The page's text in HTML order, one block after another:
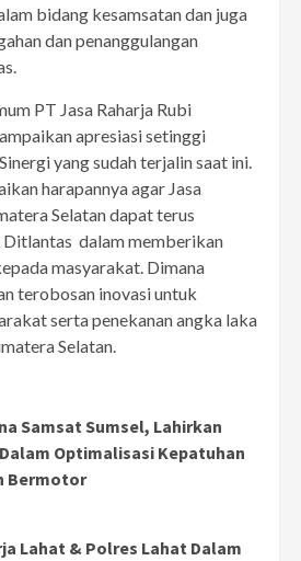
bidang kesamsatan dan juga
dan penanggulangan
PT Jasa Raharja Rubi
apresiasi setinggi
yang sudah terjalin saat ini.
harapannya agar Jasa
Selatan dapat terus
dalam memberikan
masyarakat. Dimana
terobosan inovasi untuk
serta penekanan angka laka
Selatan.
Samsat Sumsel, Lahirkan
Optimalisasi Kepatuhan
Bermotor
Lahat & Polres Lahat Dalam